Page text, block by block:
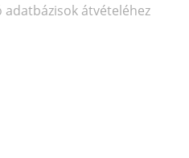
átvételéhez